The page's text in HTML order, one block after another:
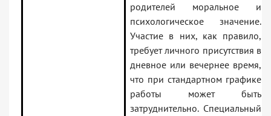
родителей моральное и
психологическое значение.
Участие в них, как правило,
требует личного присутствия в
дневное или вечернее время,
что при стандартном графике
работы может быть
затруднительно. Специальный